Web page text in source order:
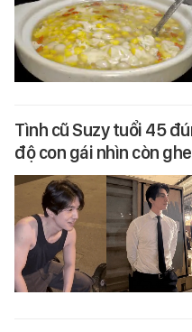
Tình cũ Suzy tuổi 45
độ con gái nhìn còn